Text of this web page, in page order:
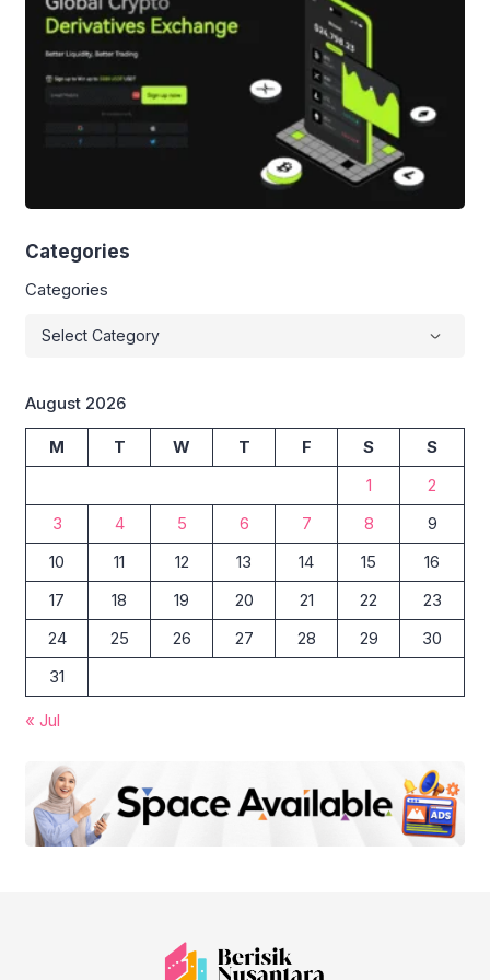
Categories
Categories
August 2026
M T W T F S
S
1
2
3
4 5 6 7 8
9
10
11 12 13 14 15
16
17
18 19 20 21 22
23
24
25 26 27 28 29
30
31
« Jul